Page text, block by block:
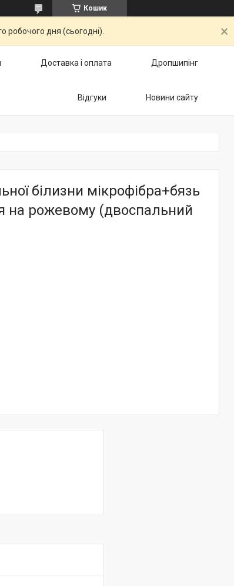
Кошик
робочого дня (сьогодні).
Доставка і оплата Дропшипінг
Відгуки Новини сайту
білизни мікрофібра+бязь
на рожевому (двоспальний